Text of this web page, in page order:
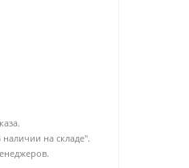
наличии на складе".